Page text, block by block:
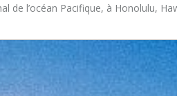
de l’océan Pacifique, à Honolulu,